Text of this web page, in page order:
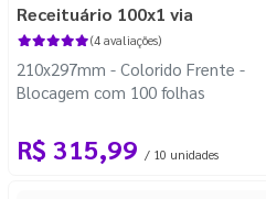
Receituário 100x1 via
(4 avaliações)
210x297mm - Colorido Frente -
Blocagem com 100 folhas
R$ 315,99 / 10 unidades